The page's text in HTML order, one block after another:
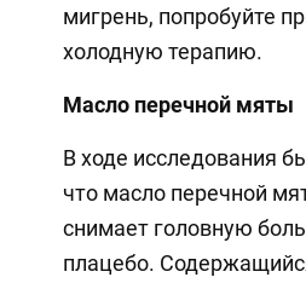
мигрень, попробуйте
холодную терапию.
Масло перечной мяты
В ходе исследования
что масло перечной
снимает головную
плацебо.